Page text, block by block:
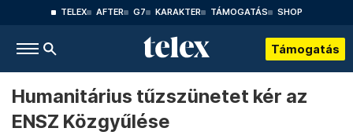
TELEX AFTER G7 KARAKTER TÁMOGATÁS SHOP
Támogatás
Humanitárius tűzszünetet kér az
ENSZ Közgyűlése